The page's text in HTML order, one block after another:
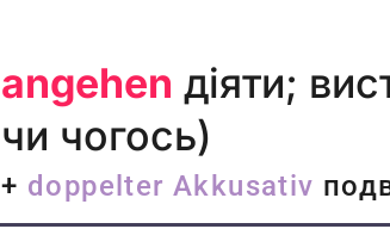
angehen діяти;
чи чогось)
+ doppelter Akkusativ